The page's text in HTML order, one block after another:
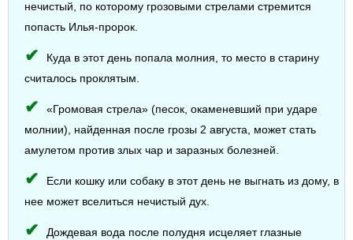
нечистый, по которому грозовыми стрелами стремится
попасть Илья-пророк.
Куда в этот день попала молния, то место в старину
считалось проклятым.
«Громовая стрела» (песок, окаменевший при ударе
молнии), найденная после грозы 2 августа, может стать
амулетом против злых чар и заразных болезней.
Если кошку или собаку в этот день не выгнать из дому, в
нее может вселиться нечистый дух.
Дождевая вода после полудня исцеляет глазные